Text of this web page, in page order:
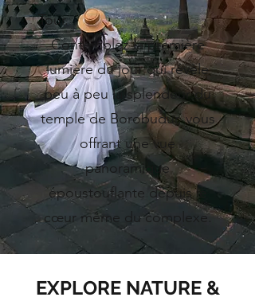
Tour.
Contemplez la première
lumière du jour qui révèle
peu à peu la splendeur du
temple de Borobudur, vous
offrant une vue
panoramique
époustouflante depuis le
cœur même du complexe.
EXPLORE NATURE &